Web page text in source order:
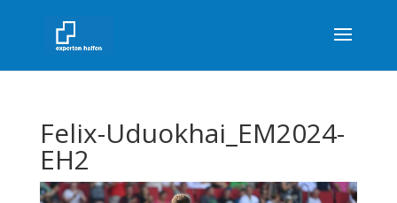
Felix-Uduokhai_EM2024-
EH2